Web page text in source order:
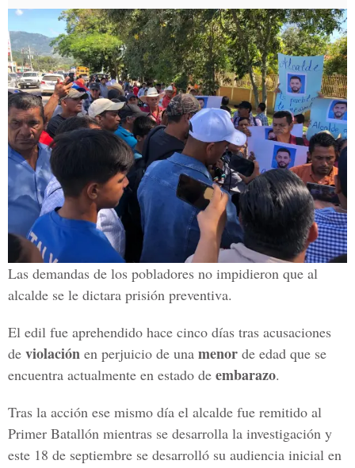
Las demandas de los pobladores no impidieron que al
alcalde se le dictara prisión preventiva.
El edil fue aprehendido hace cinco días tras acusaciones
de violación en perjuicio de una menor de edad que se
encuentra actualmente en estado de embarazo.
Tras la acción ese mismo día el alcalde fue remitido al
Primer Batallón mientras se desarrolla la investigación y
este 18 de septiembre se desarrolló su audiencia inicial en